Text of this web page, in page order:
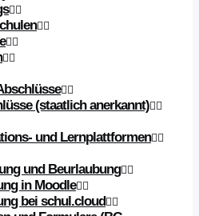
(staatlich anerkannt)
und Lernplattformen
und Beurlaubung
in Moodle
bei schul.cloud